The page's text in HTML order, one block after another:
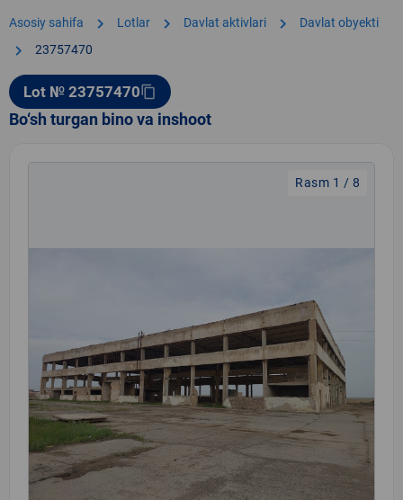
Asosiy sahifa chevron_right Lotlar chevron_right Davlat aktivlari chevron_right Davlat obyekti
chevron_right 23757470
Lot № 23757470content_copy
Bo‘sh turgan bino va inshoot
Rasm 1 / 8